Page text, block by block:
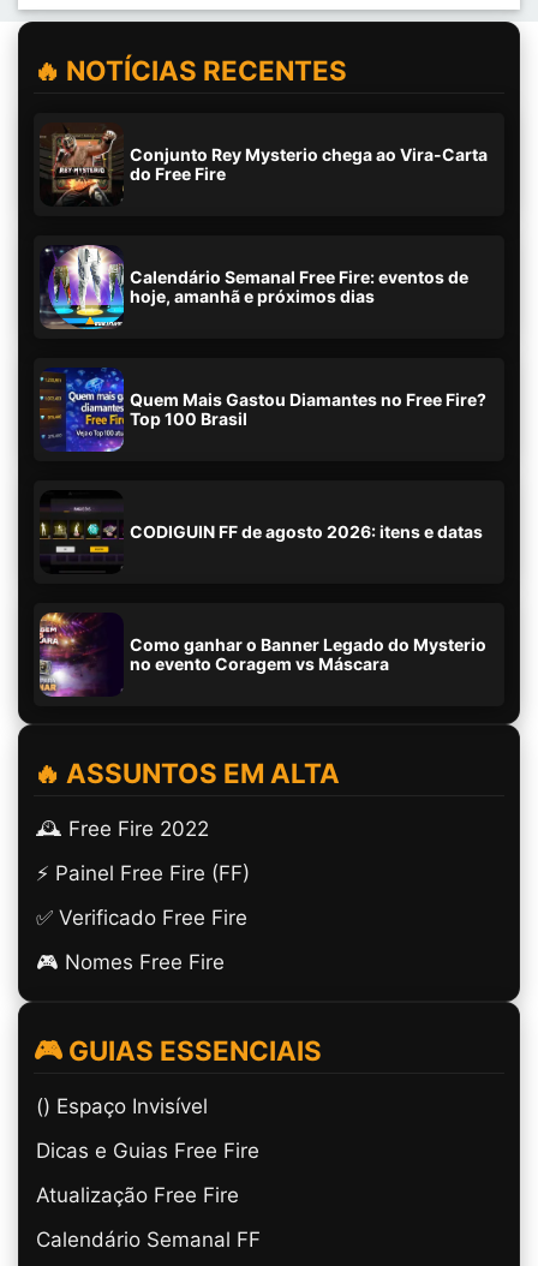
🔥 NOTÍCIAS RECENTES
Conjunto Rey Mysterio chega ao Vira-Carta
do Free Fire
Calendário Semanal Free Fire: eventos de
hoje, amanhã e próximos dias
Quem Mais Gastou Diamantes no Free Fire?
Top 100 Brasil
CODIGUIN FF de agosto 2026: itens e datas
Como ganhar o Banner Legado do Mysterio
no evento Coragem vs Máscara
🔥 ASSUNTOS EM ALTA
🕰️ Free Fire 2022
⚡ Painel Free Fire (FF)
✅ Verificado Free Fire
🎮 Nomes Free Fire
🎮 GUIAS ESSENCIAIS
(ㅤ) Espaço Invisível
Dicas e Guias Free Fire
Atualização Free Fire
Calendário Semanal FF